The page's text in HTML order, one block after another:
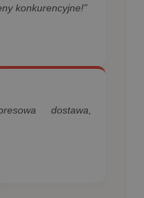
konkurencyjne!”
dostawa,